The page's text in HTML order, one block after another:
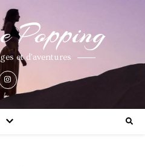
et d'aventures